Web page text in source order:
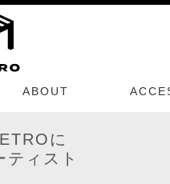
ABOUT
に
ティスト